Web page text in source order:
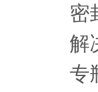
密封
解决
专瓶